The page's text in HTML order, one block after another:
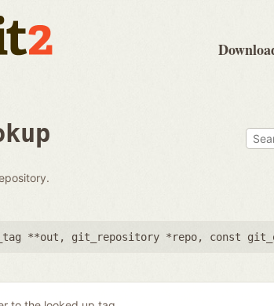
**out , git_repository *repo, const